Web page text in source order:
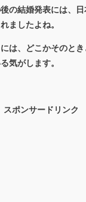
の結婚発表には、
ましたよね。
は、どこかそのと
気がします。
スポンサードリンク